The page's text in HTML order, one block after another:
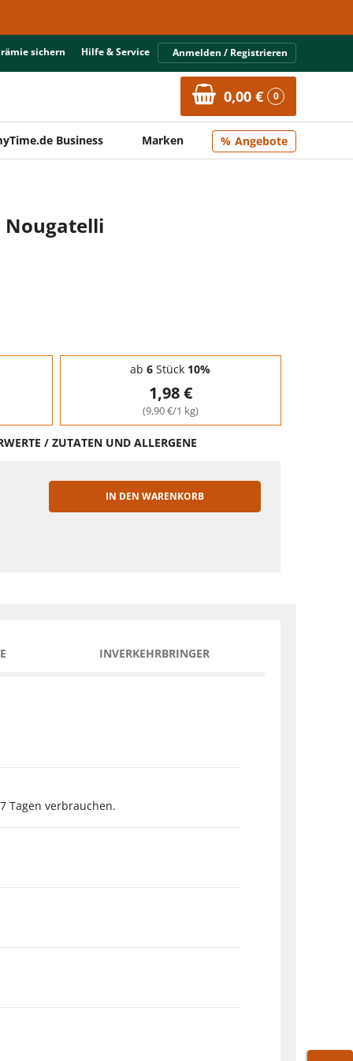
sichern Hilfe & Service Anmelden / Registrieren
0,00 € 0
Business Marken Angebote
Nougatelli
ab 6 Stück 10%
1,98 €
(9,90 €/1 kg)
/ ZUTATEN UND ALLERGENE
IN DEN WARENKORB
INVERKEHRBRINGER
Tagen verbrauchen.